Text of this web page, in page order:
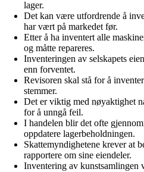
lager.
Det kan være utfordrende å
har vært på markedet før.
Etter å ha inventert alle
og måtte repareres.
Inventeringen av selskapets
enn forventet.
Revisoren skal stå for å
stemmer.
Det er viktig med nøyaktighet
for å unngå feil.
I handelen blir det ofte
oppdatere lagerbeholdningen.
Skattemyndighetene krever at
rapportere om sine eiendeler.
Inventering av kunstsamlingen